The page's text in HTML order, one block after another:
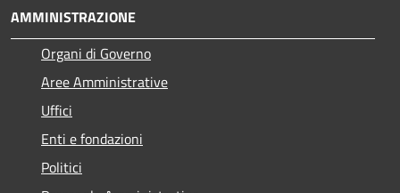
AMMINISTRAZIONE
Organi di Governo
Aree Amministrative
Uffici
Enti e fondazioni
Politici